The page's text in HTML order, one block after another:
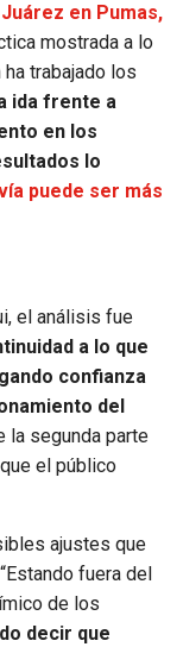
en Pumas,
mostrada a lo
ha trabajado los
ida frente a
en los
lo
puede ser más
el análisis fue
a lo que
confianza
del
la segunda parte
el público
ajustes que
fuera del
de los
decir que